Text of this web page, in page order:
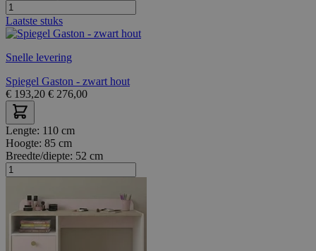
Laatste stuks
Snelle levering
Spiegel Gaston - zwart hout
€ 193,20 € 276,00
Lengte: 110 cm
Hoogte: 85 cm
Breedte/diepte: 52 cm